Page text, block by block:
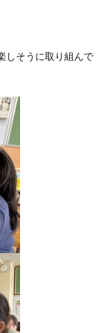
しそうに取り組んで